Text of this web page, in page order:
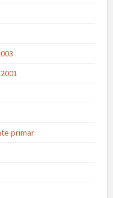
primar